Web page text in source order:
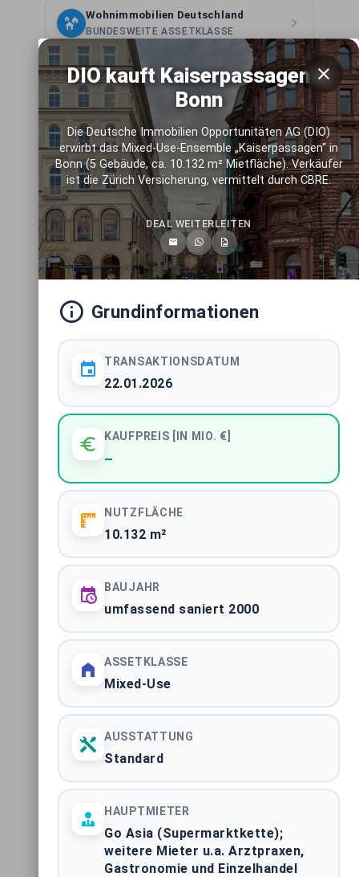
Wohnimmobilien Deutschland
BUNDESWEITE ASSETKLASSE
Mixed-Use Immobilien Deutschland
BUNDESWEITE ASSETKLASSE
Light-Industrial Immobilien
Deutschland
BUNDESWEITE ASSETKLASSE
Logistikimmobilien Deutschland
BUNDESWEITE ASSETKLASSE
Hotelimmobilien Deutschland
STADTMARKT
Immobilientransaktionen Hamburg
ALLE 61 MARKTBERICHTE ANZEIGEN
Impressum | Datenschutzerklärung
DIO kauft Kaiserpassagen in
Bonn
Die Deutsche Immobilien Opportunitäten AG (DIO)
erwirbt das Mixed-Use-Ensemble „Kaiserpassagen“ in
Bonn (5 Gebäude, ca. 10.132 m² Mietfläche). Verkäufer
ist die Zürich Versicherung, vermittelt durch CBRE.
DEAL WEITERLEITEN
Grundinformationen
TRANSAKTIONSDATUM
22.01.2026
KAUFPREIS [IN MIO. €]
–
NUTZFLÄCHE
10.132 m²
BAUJAHR
umfassend saniert 2000
ASSETKLASSE
Mixed-Use
AUSSTATTUNG
Standard
HAUPTMIETER
Go Asia (Supermarktkette);
weitere Mieter u.a. Arztpraxen,
Gastronomie und Einzelhandel